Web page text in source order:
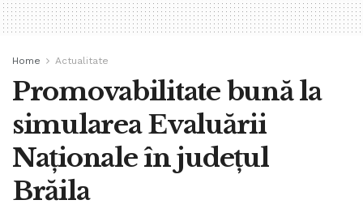
Home Actualitate
Promovabilitate bună la
simularea Evaluării
Naționale în județul
Brăila